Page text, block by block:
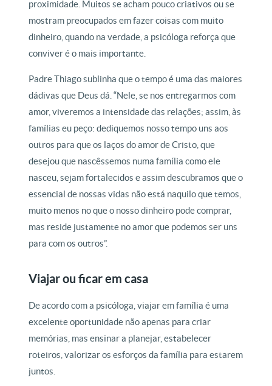
proximidade. Muitos se acham pouco criativos ou se
mostram preocupados em fazer coisas com muito
dinheiro, quando na verdade, a psicóloga reforça que
conviver é o mais importante.
Padre Thiago sublinha que o tempo é uma das maiores
dádivas que Deus dá. “Nele, se nos entregarmos com
amor, viveremos a intensidade das relações; assim, às
famílias eu peço: dediquemos nosso tempo uns aos
outros para que os laços do amor de Cristo, que
desejou que nascêssemos numa família como ele
nasceu, sejam fortalecidos e assim descubramos que o
essencial de nossas vidas não está naquilo que temos,
muito menos no que o nosso dinheiro pode comprar,
mas reside justamente no amor que podemos ser uns
para com os outros”.
Viajar ou ficar em casa
De acordo com a psicóloga, viajar em família é uma
excelente oportunidade não apenas para criar
memórias, mas ensinar a planejar, estabelecer
roteiros, valorizar os esforços da família para estarem
juntos.